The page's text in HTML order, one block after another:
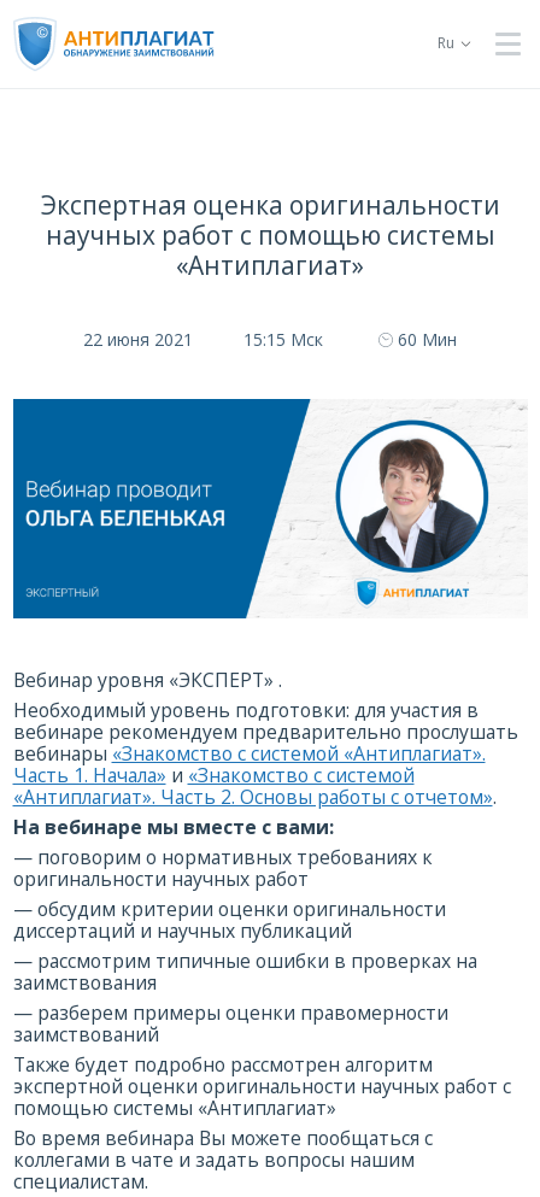
Ru
Экспертная оценка оригинальности
научных работ с помощью системы
«Антиплагиат»
22 июня 2021 15:15 Мск 60 Мин
Вебинар уровня «ЭКСПЕРТ» .
Необходимый уровень подготовки: для участия в
вебинаре рекомендуем предварительно прослушать
вебинары «Знакомство с системой «Антиплагиат».
Часть 1. Начала» и «Знакомство с системой
«Антиплагиат». Часть 2. Основы работы с отчетом».
На вебинаре мы вместе с вами:
— поговорим о нормативных требованиях к
оригинальности научных работ
— обсудим критерии оценки оригинальности
диссертаций и научных публикаций
— рассмотрим типичные ошибки в проверках на
заимствования
— разберем примеры оценки правомерности
заимствований
Также будет подробно рассмотрен алгоритм
экспертной оценки оригинальности научных работ с
помощью системы «Антиплагиат»
Во время вебинара Вы можете пообщаться с
коллегами в чате и задать вопросы нашим
специалистам.